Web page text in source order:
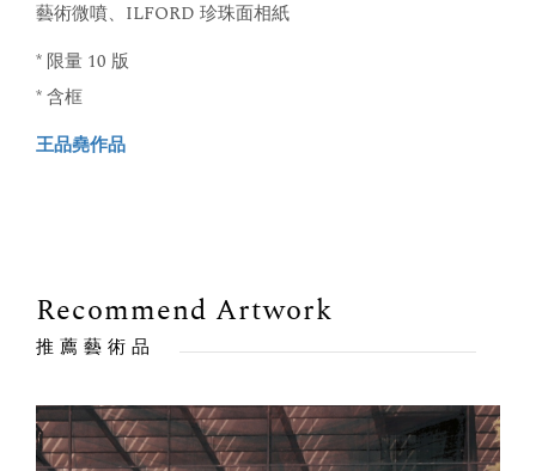
藝術微噴、ILFORD 珍珠面相紙
* 限量 10 版
* 含框
王品堯作品
Recommend Artwork
推薦藝術品